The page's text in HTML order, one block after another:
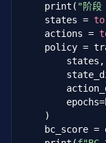
        )[
]
return
"""选择
scores
for
    print(
"阶
    states =
    actions =
policy =
    )
bc_score =